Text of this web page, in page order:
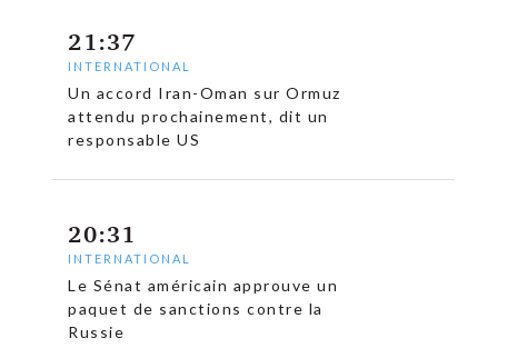
21:37
INTERNATIONAL
Un accord Iran-Oman sur Ormuz
attendu prochainement, dit un
responsable US
20:31
INTERNATIONAL
Le Sénat américain approuve un
paquet de sanctions contre la
Russie